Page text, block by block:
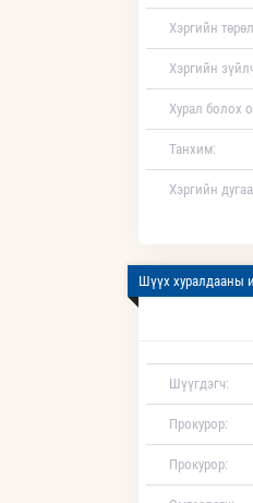
Хэргийн
Хэргийн
Хурал болох
Танхим:
Хэргийн
Шүүх хуралдааны
Шүүгдэгч:
Прокурор:
Прокурор: